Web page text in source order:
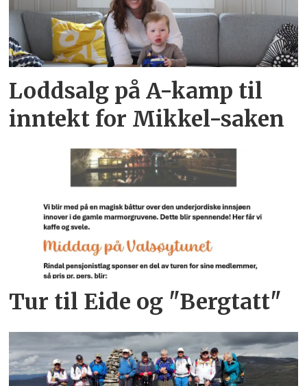
Loddsalg på A-kamp til
inntekt for Mikkel-saken
Tur til Eide og "Bergtatt"